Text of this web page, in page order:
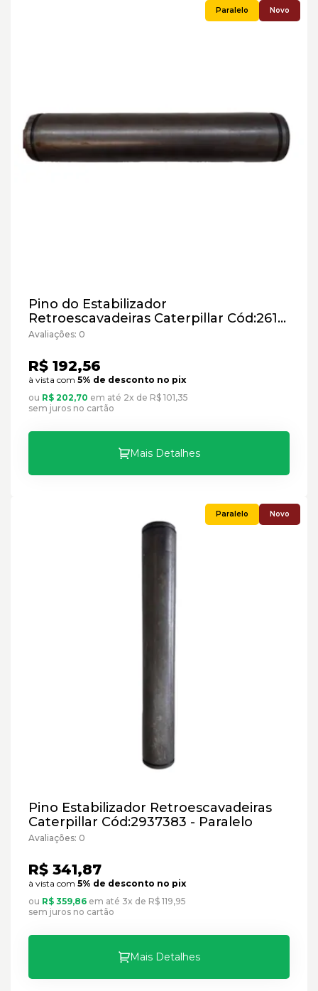
Novo
Pino do Estabilizador
Retroescavadeiras Caterpillar Cód:261-
6703
Avaliações: 0
R$ 192,56
à vista com 5% de desconto no pix
ou R$ 202,70 em até 2x de R$ 101,35
sem juros no cartão
Mais Detalhes
Novo
Pino Estabilizador Retroescavadeiras
Caterpillar Cód:2937383 - Paralelo
Avaliações: 0
R$ 341,87
à vista com 5% de desconto no pix
ou R$ 359,86 em até 3x de R$ 119,95
sem juros no cartão
Mais Detalhes